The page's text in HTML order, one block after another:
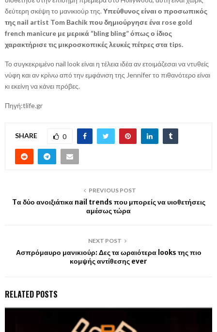
δεύτερη σκέψη το μανικιούρ της. Υπεύθυνος είναι ο προσωπικός
της nail artist Tom Bachik που δημιούργησε ένα rose gold
french manicure με μερικά “bling bling” όπως ο ίδιος
χαρακτήρισε τις μικροσκοπικές λευκές πέτρες στα tips.
Το συγκεκριμένο nail look είναι η τέλεια ιδέα αν ετοιμάζεσαι να ντυθείς
νύφη και αν κρίνω από την εμφάνιση της Jennifer το πιθανότερο είναι
κι εκείνη να κάνει πρόβες.
Πηγή:tlife.gr
SHARE 0
PREVIOUS POST
Tα δύο ανοιξιάτικα nail trends που μπορείς να υιοθετήσεις
αμέσως τώρα
NEXT POST
Ασπρόμαυρο μανικιούρ: Δες τα ωραιότερα looks της πιο
κομψής αντίθεσης ever
RELATED POSTS